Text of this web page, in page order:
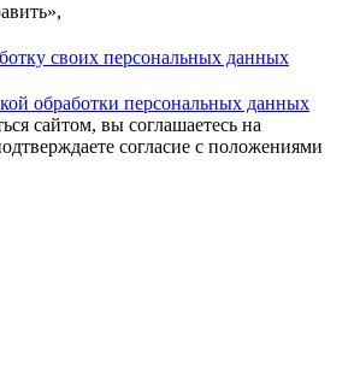
своих персональных данных
обработки персональных данных
сайтом, вы соглашаетесь на
согласие с положениями